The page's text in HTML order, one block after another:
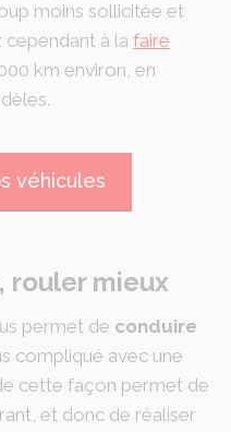
moins sollicitée et
cependant à la faire
km environ, en
véhicules
rouler mieux
permet de conduire
compliqué avec une
cette façon permet de
et donc de réaliser